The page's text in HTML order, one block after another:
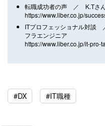
転職成功者の声 ／ K.Tさん
https://www.liber.co.jp/
ITプロフェッショナル対談
フラエンジニア
https://www.liber.co.jp/it-pro-
#DX #IT職種